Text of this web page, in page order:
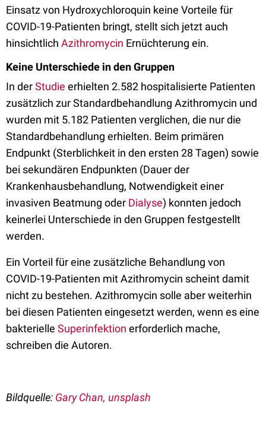
Einsatz von Hydroxychloroquin keine Vorteile für
COVID-19-Patienten bringt, stellt sich jetzt auch
hinsichtlich Azithromycin Ernüchterung ein.
Keine Unterschiede in den Gruppen
In derStudie erhielten 2.582 hospitalisierte Patienten
zusätzlich zur Standardbehandlung Azithromycin und
wurden mit 5.182 Patienten verglichen, die nur die
Standardbehandlung erhielten. Beim primären
Endpunkt (Sterblichkeit in den ersten 28 Tagen) sowie
bei sekundären Endpunkten (Dauer der
Krankenhausbehandlung, Notwen­digkeit einer
invasiven Beatmung oder Dialyse) konnten jedoch
keinerlei Unterschiede in den Gruppen festgestellt
werden.
Ein Vorteil für eine zusätzliche Behandlung von
COVID-19-Patienten mit Azithromycin scheint damit
nicht zu bestehen. Azithromycin solle aber weiterhin
bei diesen Patienten eingesetzt werden, wenn es eine
bakterielle Superinfektion erforderlich mache,
schreiben die Autoren.
Bildquelle: Gary Chan, unsplash